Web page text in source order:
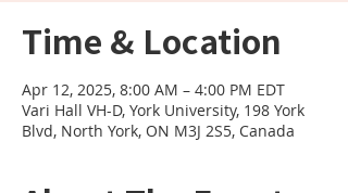
Time & Location
Apr 12, 2025, 8:00 AM – 4:00 PM EDT
Vari Hall VH-D, York University, 198 York
Blvd, North York, ON M3J 2S5, Canada